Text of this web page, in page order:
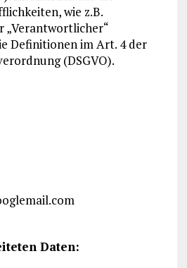
wie z.B.
„Verantwortlicher“
Definitionen im Art. 4 der
(DSGVO).
Daten: